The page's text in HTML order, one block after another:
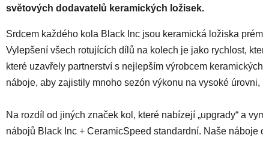
světových dodavatelů keramických ložisek.
Srdcem každého kola Black Inc jsou keramická ložiska
Vylepšení všech rotujících dílů na kolech je jako rychlost,
které uzavřely partnerství s nejlepším výrobcem
náboje, aby zajistily mnoho sezón výkonu na vysoké úrovni,
Na rozdíl od jiných značek kol, které nabízejí „upgrady“ a
nábojů Black Inc + CeramicSpeed ​​standardní. Naše náboje